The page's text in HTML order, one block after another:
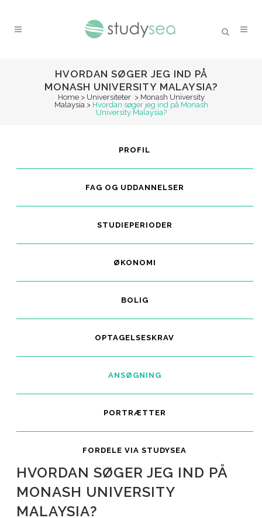
HVORDAN SØGER JEG IND PÅ
MONASH UNIVERSITY MALAYSIA?
Home> Universiteter > Monash University
Malaysia> Hvordan søger jeg ind på Monash
University Malaysia?
PROFIL
FAG OG UDDANNELSER
STUDIEPERIODER
ØKONOMI
BOLIG
OPTAGELSESKRAV
ANSØGNING
PORTRÆTTER
FORDELE VIA STUDYSEA
HVORDAN SØGER JEG IND PÅ
MONASH UNIVERSITY
MALAYSIA?